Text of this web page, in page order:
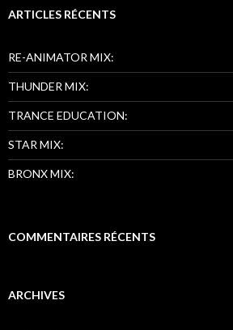
ARTICLES RÉCENTS
RE-ANIMATOR MIX:
THUNDER MIX:
TRANCE EDUCATION:
STAR MIX:
BRONX MIX:
COMMENTAIRES RÉCENTS
ARCHIVES